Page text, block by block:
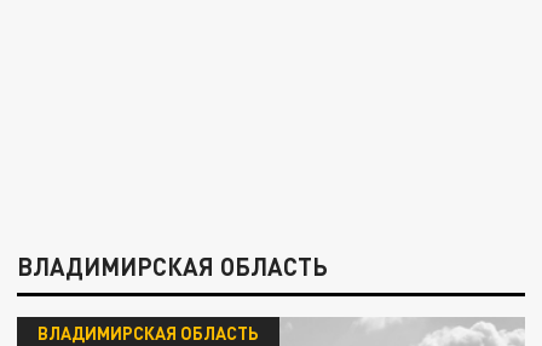
ВЛАДИМИРСКАЯ ОБЛАСТЬ
ВЛАДИМИРСКАЯ ОБЛАСТЬ